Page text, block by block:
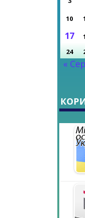
10
17
24
« Сер